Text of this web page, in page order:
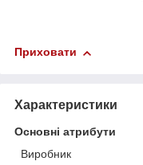
Приховати
Характеристики
Основні атрибути
Виробник